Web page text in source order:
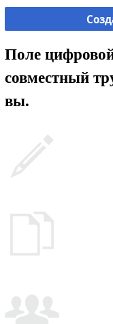
Поле
совместный
вы.